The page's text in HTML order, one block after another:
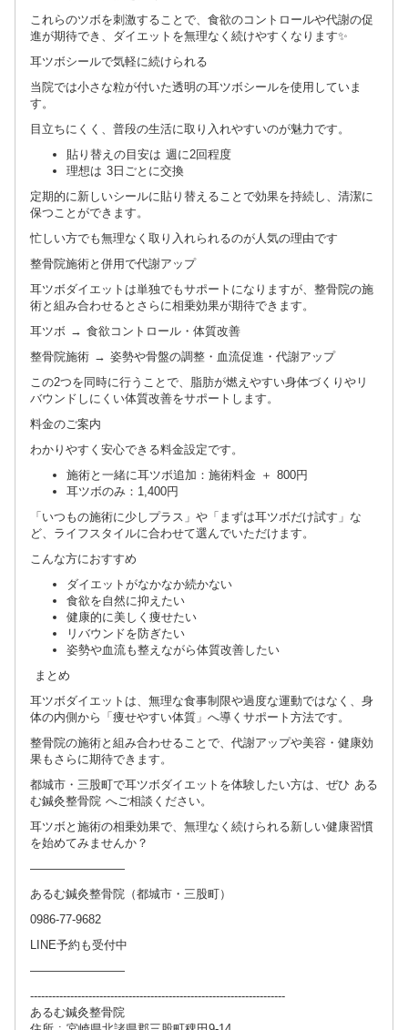
これらのツボを刺激することで、食欲のコントロールや代謝の促
進が期待でき、ダイエットを無理なく続けやすくなります✨
耳ツボシールで気軽に続けられる
当院では小さな粒が付いた透明の耳ツボシールを使用していま
す。
目立ちにくく、普段の生活に取り入れやすいのが魅力です。
貼り替えの目安は 週に2回程度
理想は 3日ごとに交換
定期的に新しいシールに貼り替えることで効果を持続し、清潔に
保つことができます。
忙しい方でも無理なく取り入れられるのが人気の理由です
整骨院施術と併用で代謝アップ
耳ツボダイエットは単独でもサポートになりますが、整骨院の施
術と組み合わせるとさらに相乗効果が期待できます。
耳ツボ → 食欲コントロール・体質改善
整骨院施術 → 姿勢や骨盤の調整・血流促進・代謝アップ
この2つを同時に行うことで、脂肪が燃えやすい身体づくりやリ
バウンドしにくい体質改善をサポートします。
料金のご案内
わかりやすく安心できる料金設定です。
施術と一緒に耳ツボ追加：施術料金 ＋ 800円
耳ツボのみ：1,400円
「いつもの施術に少しプラス」や「まずは耳ツボだけ試す」な
ど、ライフスタイルに合わせて選んでいただけます。
こんな方におすすめ
ダイエットがなかなか続かない
食欲を自然に抑えたい
健康的に美しく痩せたい
リバウンドを防ぎたい
姿勢や血流も整えながら体質改善したい
まとめ
耳ツボダイエットは、無理な食事制限や過度な運動ではなく、身
体の内側から「痩せやすい体質」へ導くサポート方法です。
整骨院の施術と組み合わせることで、代謝アップや美容・健康効
果もさらに期待できます。
都城市・三股町で耳ツボダイエットを体験したい方は、ぜひ ある
む鍼灸整骨院 へご相談ください。
耳ツボと施術の相乗効果で、無理なく続けられる新しい健康習慣
を始めてみませんか？
――――――――
あるむ鍼灸整骨院（都城市・三股町）
0986-77-9682
LINE予約も受付中
――――――――
----------------------------------------------------------------------
あるむ鍼灸整骨院